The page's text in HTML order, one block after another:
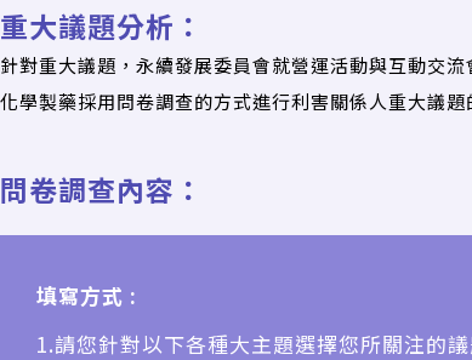
重大議題分析：
針對重大議題，永續發展委員會就營運活動與互動交
化學製藥採用問卷調查的方式進行利害關係人重大議
問卷調查內容：
填寫方式 :
1.請您針對以下各種大主題選擇您所關注的